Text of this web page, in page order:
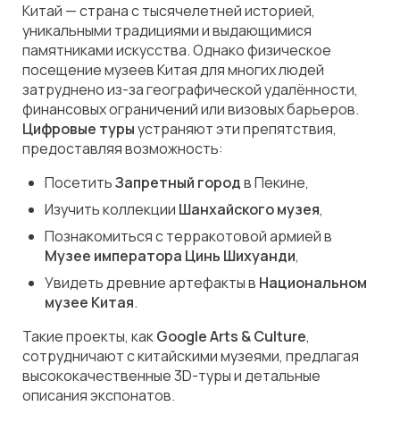
Китай — страна с тысячелетней историей,
уникальными традициями и выдающимися
памятниками искусства. Однако физическое
посещение музеев Китая для многих людей
затруднено из-за географической удалённости,
финансовых ограничений или визовых барьеров.
Цифровые турыустраняют эти препятствия,
предоставляя возможность:
ПосетитьЗапретный городв Пекине,
Изучить коллекции Шанхайского музея,
Познакомиться с терракотовой армией в
Музее императора Цинь Шихуанди,
Увидеть древние артефакты в Национальном
музее Китая.
Такие проекты, какGoogle Arts & Culture,
сотрудничают с китайскими музеями, предлагая
высококачественные 3D-туры и детальные
описания экспонатов.